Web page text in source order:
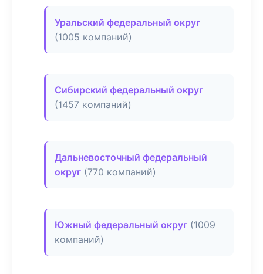
Уральский федеральный округ
(1005 компаний)
Сибирский федеральный округ
(1457 компаний)
Дальневосточный федеральный
округ (770 компаний)
Южный федеральный округ (1009
компаний)